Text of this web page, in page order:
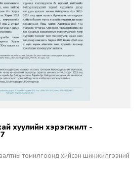
томилгоонд хийсэн шинжилгээний